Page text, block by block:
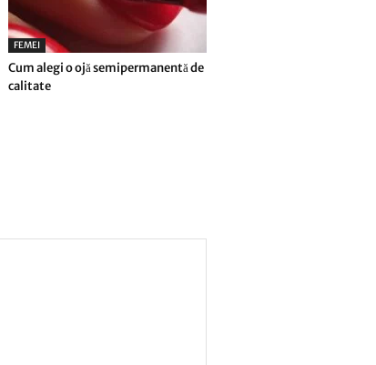
FEMEI
Cum alegi o ojă semipermanentă de
calitate